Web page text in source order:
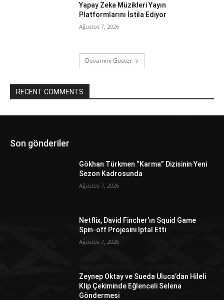
Yapay Zeka Müzikleri Yayın
Platformlarını İstila Ediyor
Ağustos 7, 2026
Devamını Göster
RECENT COMMENTS
Son gönderiler
Gökhan Türkmen “Karma” Dizisinin Yeni
Sezon Kadrosunda
Ağustos 7, 2026
Netflix, David Fincher’ın Squid Game
Spin-off Projesini İptal Etti
Ağustos 7, 2026
Zeynep Oktay ve Sueda Uluca’dan Hileli
Klip Çekiminde Eğlenceli Selena
Göndermesi